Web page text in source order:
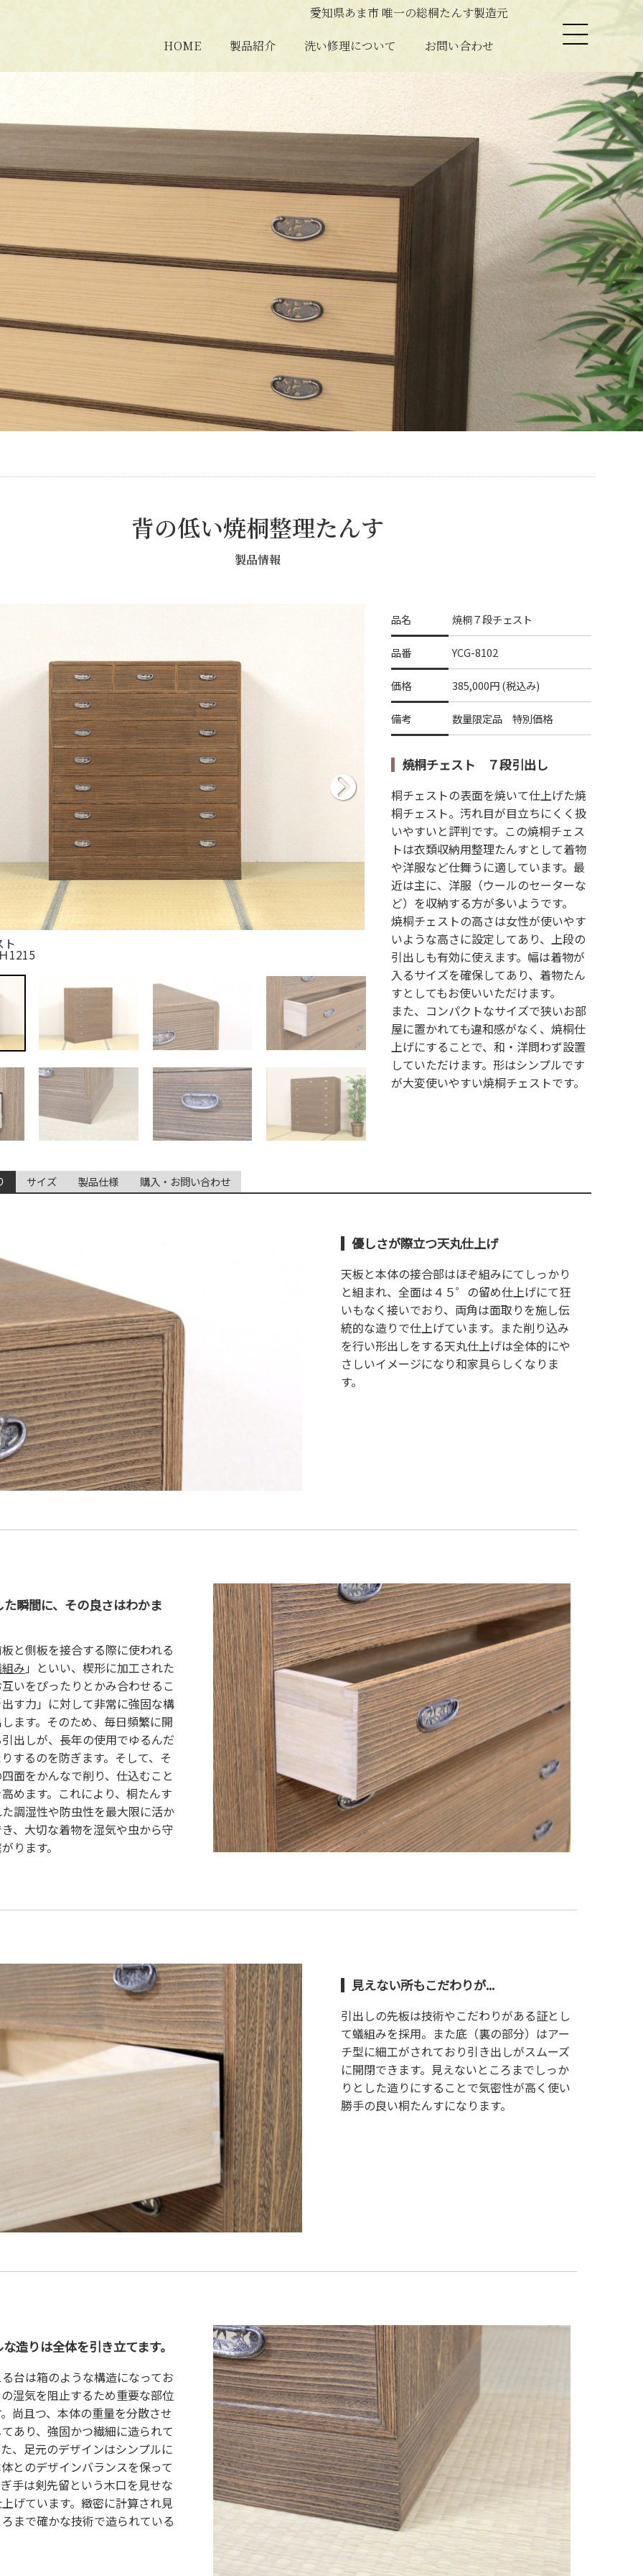
愛知県あま市 唯一の総桐たんす製造元
HOME
製品紹介 洗い修理について お問い合わせ
背の低い焼桐整理たんす
製品情報
ト
1215
焼桐７段チェスト
品名 焼桐７段チェスト
品番 YCG-8102
価格 385,000円 (税込み)
備考 数量限定品 特別価格
焼桐チェスト ７段引出し
桐チェストの表面を焼いて仕上げた焼
桐チェスト。汚れ目が目立ちにくく扱
いやすいと評判です。この焼桐チェス
トは衣類収納用整理たんすとして着物
や洋服など仕舞うに適しています。最
近は主に、洋服（ウールのセーターな
ど）を収納する方が多いようです。
焼桐チェストの高さは女性が使いやす
いような高さに設定してあり、上段の
引出しも有効に使えます。幅は着物が
入るサイズを確保してあり、着物たん
すとしてもお使いいただけます。
また、コンパクトなサイズで狭いお部
屋に置かれても違和感がなく、焼桐仕
上げにすることで、和・洋問わず設置
していただけます。形はシンプルです
が大変使いやすい焼桐チェストです。
サイズ 製品仕様 購入・お問い合わせ
優しさが際立つ天丸仕上げ
天板と本体の接合部はほぞ組みにてしっかり
と組まれ、全面は４５゜の留め仕上げにて狂
いもなく接いでおり、両角は面取りを施し伝
統的な造りで仕上げています。また削り込み
を行い形出しをする天丸仕上げは全体的にや
さしいイメージになり和家具らしくなりま
す。
瞬間に、その良さはわかま
と側板を接合する際に使われる
み 」といい、楔形に加工された
いをぴったりとかみ合わせるこ
す力」に対して非常に強固な構
ます。そのため、毎日頻繁に開
出しが、長年の使用でゆるんだ
するのを防ぎます。そして、そ
面をかんなで削り、仕込むこと
めます。これにより、桐たんす
調湿性や防虫性を最大限に活か
、大切な着物を湿気や虫から守
ります。
見えない所もこだわりが...
引出しの先板は技術やこだわりがある証とし
て蟻組みを採用。また底（裏の部分）はアー
チ型に細工がされており引き出しがスムーズ
に開閉できます。見えないところまでしっか
りとした造りにすることで気密性が高く使い
勝手の良い桐たんすになります。
造りは全体を引き立てます。
台は箱のような構造になってお
湿気を阻止するため重要な部位
尚且つ、本体の重量を分散させ
あり、強固かつ繊細に造られて
、足元のデザインはシンプルに
とのデザインバランスを保って
手は剣先留という木口を見せな
げています。緻密に計算され見
まで確かな技術で造られている